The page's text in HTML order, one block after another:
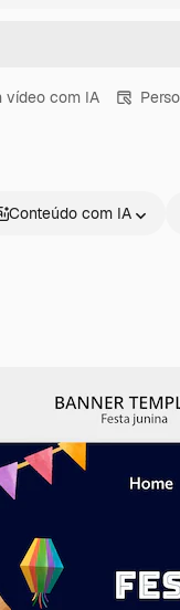
vídeo com IA
Conteúdo com IA
direcionar
1 milhão de
Gerador
imagens